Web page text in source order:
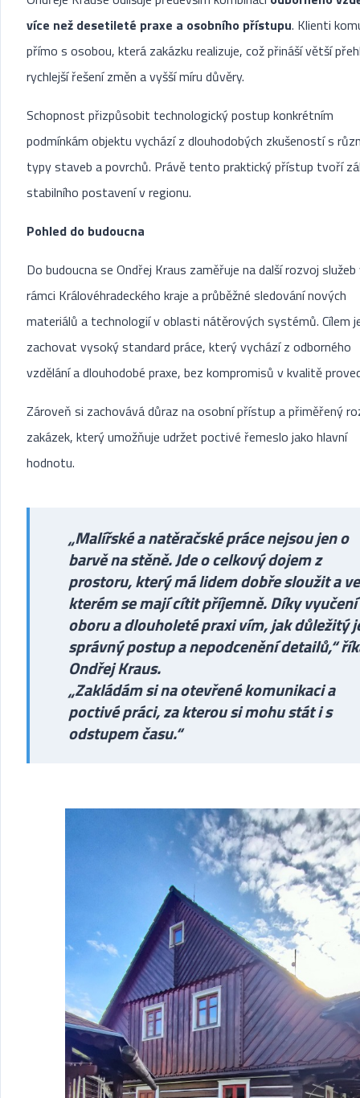
více než desetileté praxe a osobního přístupu. Klienti
přímo s osobou, která zakázku realizuje, což přináší větší
rychlejší řešení změn a vyšší míru důvěry.
Schopnost přizpůsobit technologický postup konkrétním
podmínkám objektu vychází z dlouhodobých zkušeností s
typy staveb a povrchů. Právě tento praktický přístup tvoří
stabilního postavení v regionu.
Pohled do budoucna
Do budoucna se Ondřej Kraus zaměřuje na další rozvoj služeb
rámci Královéhradeckého kraje a průběžné sledování nových
materiálů a technologií v oblasti nátěrových systémů. Cílem
zachovat vysoký standard práce, který vychází z odborného
vzdělání a dlouhodobé praxe, bez kompromisů v kvalitě
Zároveň si zachovává důraz na osobní přístup a přiměřený
zakázek, který umožňuje udržet poctivé řemeslo jako hlavní
hodnotu.
„Malířské a natěračské práce nejsou jen o
barvě na stěně. Jde o celkový dojem z
prostoru, který má lidem dobře sloužit a ve
kterém se mají cítit příjemně. Díky
oboru a dlouholeté praxi vím, jak důležitý
správný postup a nepodcenění detailů,“
Ondřej Kraus.
„Zakládám si na otevřené komunikaci a
poctivé práci, za kterou si mohu stát i s
odstupem času.“